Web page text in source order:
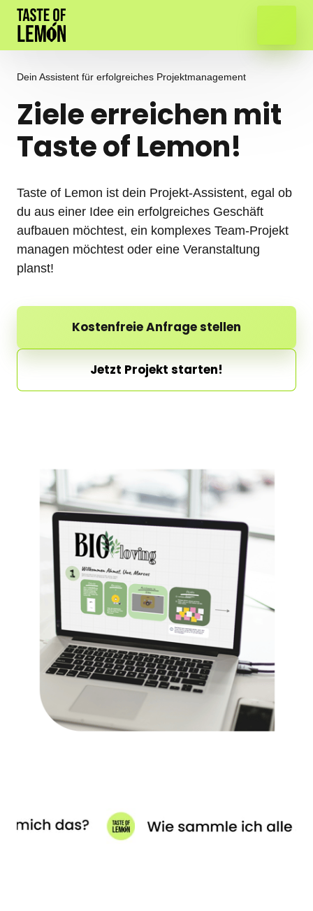
Dein Assistent für erfolgreiches Projektmanagement
Ziele erreichen mit
Taste of Lemon!
Taste of Lemon ist dein Projekt-Assistent, egal ob
du aus einer Idee ein erfolgreiches Geschäft
aufbauen möchtest, ein komplexes Team-Projekt
managen möchtest oder eine Veranstaltung
planst!
Kostenfreie Anfrage stellen
Jetzt Projekt starten!